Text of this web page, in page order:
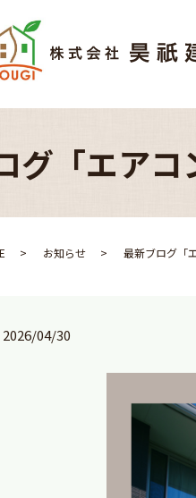
グ「エアコ
お知らせ 最新ブログ「
2026/04/30